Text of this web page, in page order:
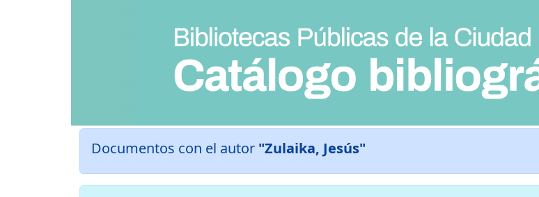
Documentos con el autor "Zulaika, Jesús"